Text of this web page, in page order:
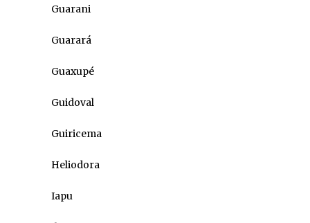
Guarani
Guarará
Guaxupé
Guidoval
Guiricema
Heliodora
Iapu